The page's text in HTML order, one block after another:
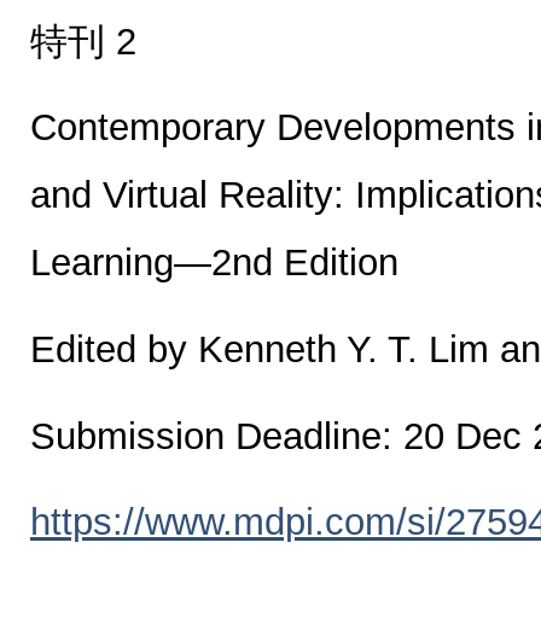
特刊 2
Contemporary Developments
and Virtual Reality:
Learning—2nd Edition
Edited by Kenneth Y. T. Lim
Submission Deadline: 20 Dec
https://www.mdpi.com/si/